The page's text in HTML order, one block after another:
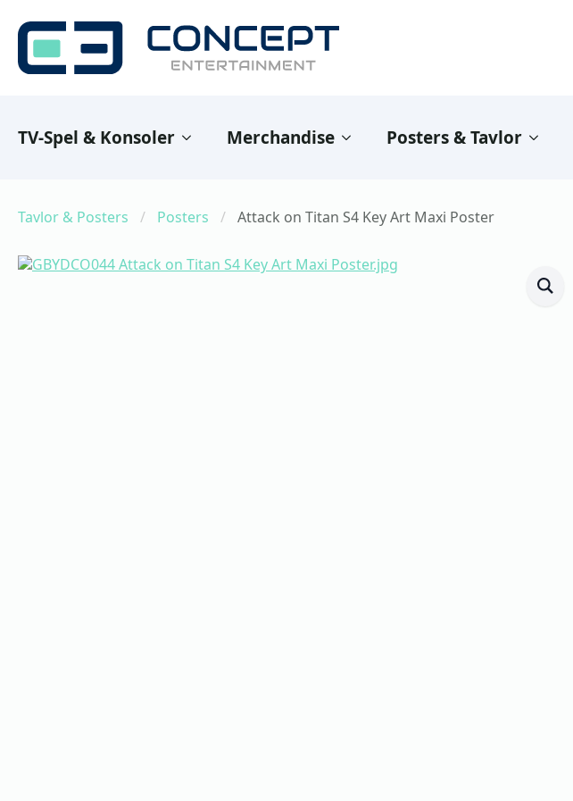
TV-Spel & Konsoler Merchandise Posters & Tavlor
Tavlor & Posters Posters Attack on Titan S4 Key Art Maxi Poster